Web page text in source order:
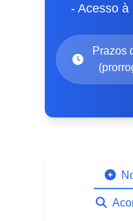
- Acesso à
Prazos